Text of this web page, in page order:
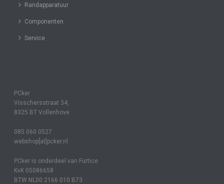
Randapparatuur
Componenten
Service
PCker
Visschersstraat 34,
8325 BT Vollenhove
085 060 0527
webshop[at]pcker.nl
PCker is onderdeel van Furtice
KvK 05086658
BTW NL00 2166 010 B73